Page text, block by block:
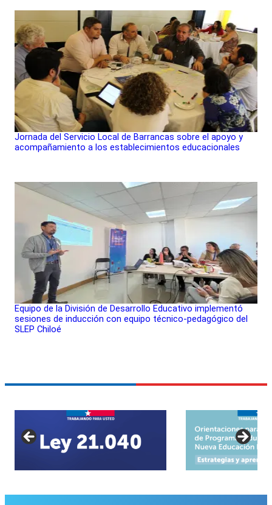
Jornada del Servicio Local de Barrancas sobre el apoyo y
acompañamiento a los establecimientos educacionales
Equipo de la División de Desarrollo Educativo implementó
sesiones de inducción con equipo técnico-pedagógico del
SLEP Chiloé